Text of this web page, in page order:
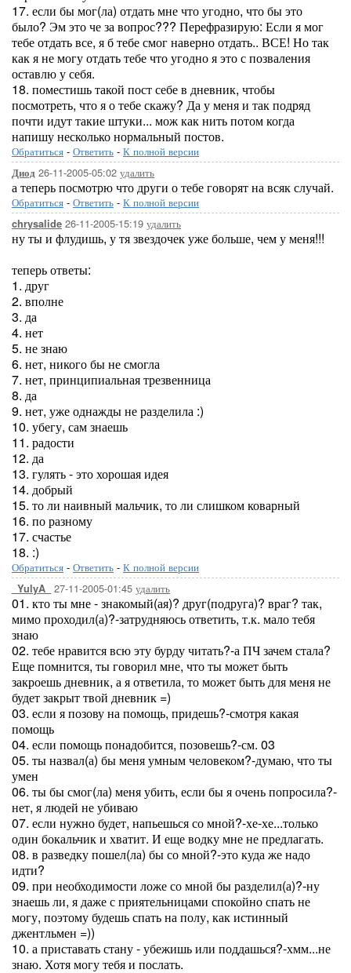
17. если бы мог(ла) отдать мне что угодно, что бы это
было? Эм это че за вопрос??? Перефразирую: Если я мог
тебе отдать все, я б тебе смог наверно отдать.. ВСЕ! Но так
как я не могу отдать тебе что угодно я это с позваления
оставлю у себя.
18. поместишь такой пост себе в дневник, чтобы
посмотреть, что я о тебе скажу? Да у меня и так подряд
почти идут такие штуки... мож как нить потом когда
напишу несколько нормальный постов.
Обратиться - Ответить - К полной версии
Диод 26-11-2005-05:02 удалить
а теперь посмотрю что други о тебе говорят на всяк случай.
Обратиться - Ответить - К полной версии
chrysalide 26-11-2005-15:19 удалить
ну ты и флудишь, у тя звездочек уже больше, чем у меня!!!
теперь ответы:
1. друг
2. вполне
3. да
4. нет
5. не знаю
6. нет, никого бы не смогла
7. нет, принципиальная трезвенница
8. да
9. нет, уже однажды не разделила :)
10. убегу, сам знаешь
11. радости
12. да
13. гулять - это хорошая идея
14. добрый
15. то ли наивный мальчик, то ли слишком коварный
16. по разному
17. счастье
18. :)
Обратиться - Ответить - К полной версии
_YulyA_ 27-11-2005-01:45 удалить
01. кто ты мне - знакомый(ая)? друг(подруга)? враг? так,
мимо проходил(а)?-затрудняюсь ответить, т.к. мало тебя
знаю
02. тебе нравится всю эту бурду читать?-а ПЧ зачем стала?
Еще помнится, ты говорил мне, что ты может быть
закроешь дневник, а я ответила, то может быть для меня не
будет закрыт твой дневник =)
03. если я позову на помощь, придешь?-смотря какая
помощь
04. если помощь понадобится, позовешь?-см. 03
05. ты назвал(а) бы меня умным человеком?-думаю, что ты
умен
06. ты бы смог(ла) меня убить, если бы я очень попросила?-
нет, я людей не убиваю
07. если нужно будет, напьешься со мной?-хе-хе...только
один бокальчик и хватит. И еще водку мне не предлагать.
08. в разведку пошел(ла) бы со мной?-это куда же надо
идти?
09. при необходимости ложе со мной бы разделил(а)?-ну
знаешь ли, я даже с приятельницами спокойно спать не
могу, поэтому будешь спать на полу, как истинный
джентльмен =))
10. а приставать стану - убежишь или поддашься?-хмм...не
знаю. Хотя могу тебя и послать.